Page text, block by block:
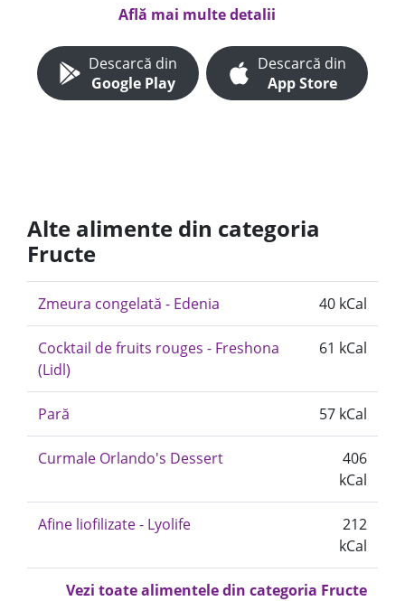
Află mai multe detalii
Descarcă din
Google Play
Descarcă din
App Store
Alte alimente din categoria
Fructe
Zmeura congelată - Edenia 40 kCal
Cocktail de fruits rouges - Freshona
(Lidl)
61 kCal
Pară 57 kCal
Curmale Orlando's Dessert
406
kCal
Afine liofilizate - Lyolife
212
kCal
Vezi toate alimentele din categoria Fructe